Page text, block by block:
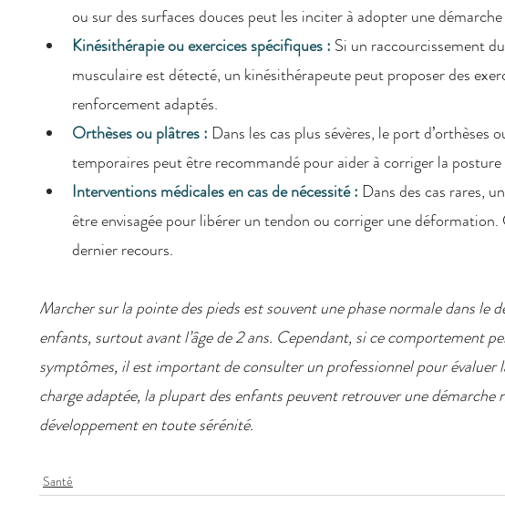
ou sur des surfaces douces peut les inciter à adopter une
Kinésithérapie ou exercices spécifiques : Si un raccourcissement
musculaire est détecté, un kinésithérapeute peut proposer des
renforcement adaptés.
Orthèses ou plâtres : Dans les cas plus sévères, le port d’orthèses
temporaires peut être recommandé pour aider à corriger la
Interventions médicales en cas de nécessité : Dans des cas rares,
être envisagée pour libérer un tendon ou corriger une
dernier recours.
Marcher sur la pointe des pieds est souvent une phase normale dans le
enfants, surtout avant l’âge de 2 ans. Cependant, si ce comportement
symptômes, il est important de consulter un professionnel pour évaluer
charge adaptée, la plupart des enfants peuvent retrouver une
développement en toute sérénité.
Santé